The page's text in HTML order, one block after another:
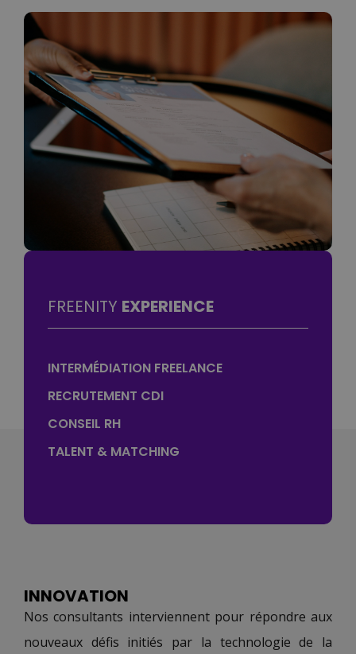
FREENITY EXPERIENCE
INTERMÉDIATION FREELANCE
RECRUTEMENT CDI
CONSEIL RH
TALENT & MATCHING
INNOVATION
Nos consultants interviennent pour répondre aux
nouveaux défis initiés par la technologie de la